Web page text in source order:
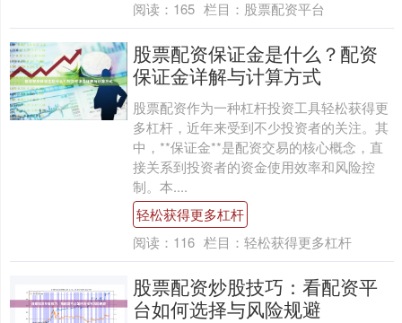
阅读： 165 栏目： 股票配资平台
股票配资保证金是什么？配资
保证金详解与计算方式
股票配资作为一种杠杆投资工具轻松获得更
多杠杆，近年来受到不少投资者的关注。其
中，**保证金**是配资交易的核心概念，直
接关系到投资者的资金使用效率和风险控
制。本....
轻松获得更多杠杆
阅读： 116 栏目： 轻松获得更多杠杆
股票配资炒股技巧：看配资平
台如何选择与风险规避